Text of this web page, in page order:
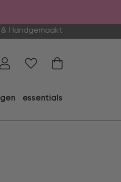
& Handgemaakt
essentials